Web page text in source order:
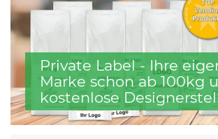
Private Label - Ihre
Marke schon ab 100kg
kostenlose